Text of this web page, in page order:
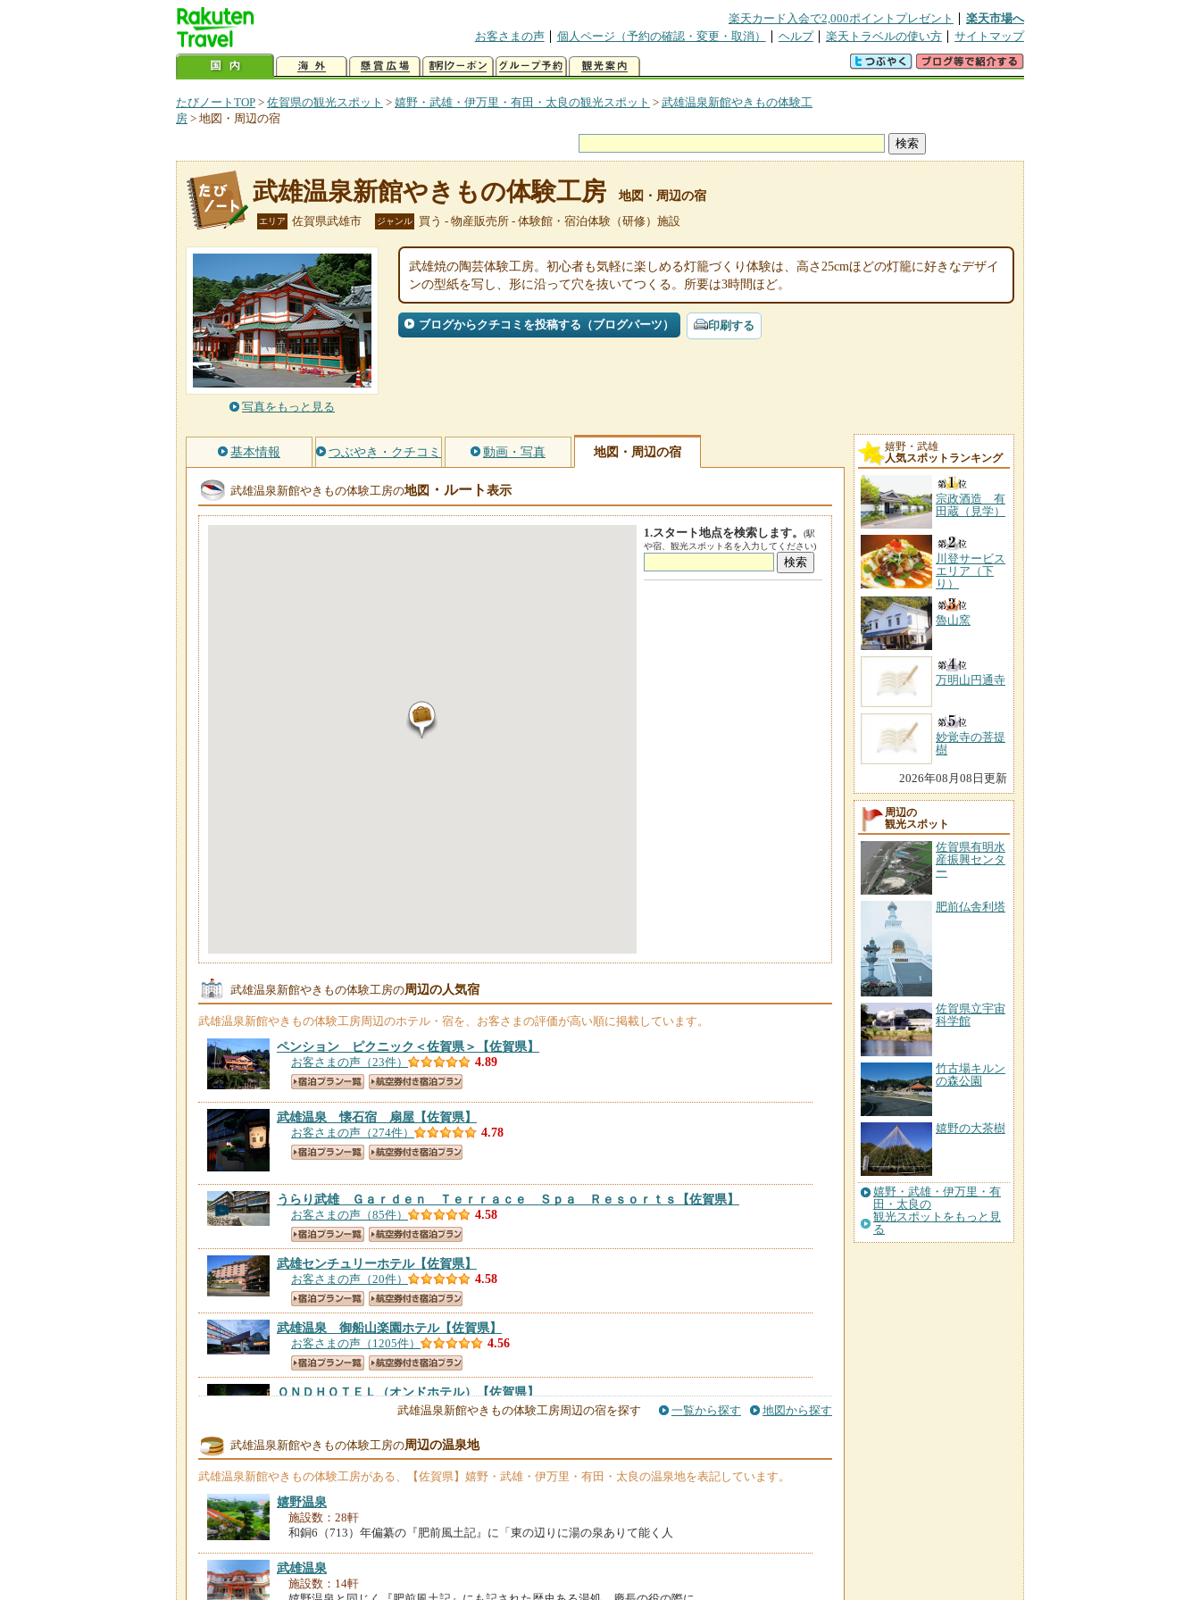
楽天カード入会で2,000ポイントプレゼント
楽天市場へ
お客さまの声
個人ページ（予約の確認・変更・取消） ヘルプ 楽天トラベルの使い方 サイトマップ
たびノートTOP > 佐賀県の観光スポット > 嬉野・武雄・伊万里・有田・太良の観光スポット > 武雄温泉新館やきもの体験工
房 > 地図・周辺の宿
武雄温泉新館やきもの体験工房 地図・周辺の宿
エリア 佐賀県武雄市 ジャンル 買う - 物産販売所 - 体験館・宿泊体験（研修）施設
写真をもっと見る
武雄焼の陶芸体験工房。初心者も気軽に楽しめる灯籠づくり体験は、高さ25cmほどの灯籠に好きなデザイ
ンの型紙を写し、形に沿って穴を抜いてつくる。所要は3時間ほど。
ブログからクチコミを投稿する（ブログパーツ） 印刷する
基本情報 つぶやき・クチコミ 動画・写真 地図・周辺の宿
武雄温泉新館やきもの体験工房の地図 ・ルート表示
1.スタート地点を検索します。
(駅
や宿、観光スポット名を入力してください)
武雄温泉新館やきもの体験工房の周辺の人気宿
武雄温泉新館やきもの体験工房周辺のホテル・宿を、お客さまの評価が高い順に掲載しています。
ペンション ピクニック＜佐賀県＞ 【佐賀県】
お客さまの声（23件） 4.89
武雄温泉 懐石宿 扇屋 【佐賀県】
お客さまの声（274件） 4.78
うらり武雄 Ｇａｒｄｅｎ Ｔｅｒｒａｃｅ Ｓｐａ Ｒｅｓｏｒｔｓ 【佐賀県】
お客さまの声（85件） 4.58
武雄センチュリーホテル【佐賀県】
お客さまの声（20件） 4.58
武雄温泉 御船山楽園ホテル【佐賀県】
お客さまの声（1205件） 4.56
ＯＮＤＨＯＴＥＬ（オンドホテル） 【佐賀県】
お客さまの声（136件） 4.49
武雄温泉 星の華【佐賀県】
お客さまの声（69件） 4.48
湯元荘 東洋館
お客さまの声（147件） 4.45
武雄温泉 ホテル春慶屋
武雄温泉新館やきもの体験工房周辺の宿を探す 一覧から探す 地図から探す
武雄温泉新館やきもの体験工房の周辺の温泉地
武雄温泉新館やきもの体験工房がある、【佐賀県】嬉野・武雄・伊万里・有田・太良の温泉地を表記しています。
嬉野温泉
施設数：28軒
和銅6（713）年偏纂の『肥前風土記』に「東の辺りに湯の泉ありて能く人
武雄温泉
施設数：14軒
嬉野・武雄
人気スポットランキング
宗政酒造 有
田蔵（見学）
川登サービス
エリア（下
り）
魯山窯
万明山円通寺
妙覚寺の菩提
樹
2026年08月08日更新
周辺の
観光スポット
佐賀県有明水
産振興センタ
ー
肥前仏舎利塔
佐賀県立宇宙
科学館
竹古場キルン
の森公園
嬉野の大茶樹
嬉野・武雄・伊万里・有
田・太良の
観光スポットをもっと見
る